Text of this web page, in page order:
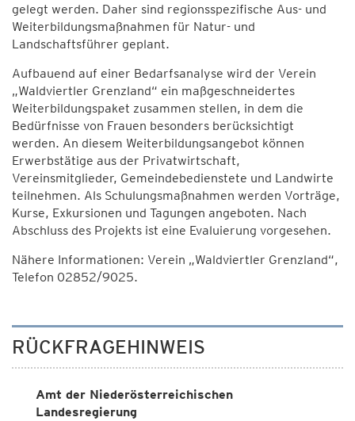
gelegt werden. Daher sind regionsspezifische Aus- und
Weiterbildungsmaßnahmen für Natur- und
Landschaftsführer geplant.
Aufbauend auf einer Bedarfsanalyse wird der Verein
„Waldviertler Grenzland“ ein maßgeschneidertes
Weiterbildungspaket zusammen stellen, in dem die
Bedürfnisse von Frauen besonders berücksichtigt
werden. An diesem Weiterbildungsangebot können
Erwerbstätige aus der Privatwirtschaft,
Vereinsmitglieder, Gemeindebedienstete und Landwirte
teilnehmen. Als Schulungsmaßnahmen werden Vorträge,
Kurse, Exkursionen und Tagungen angeboten. Nach
Abschluss des Projekts ist eine Evaluierung vorgesehen.
Nähere Informationen: Verein „Waldviertler Grenzland“,
Telefon 02852/9025.
RÜCKFRAGEHINWEIS
Amt der Niederösterreichischen
Landesregierung